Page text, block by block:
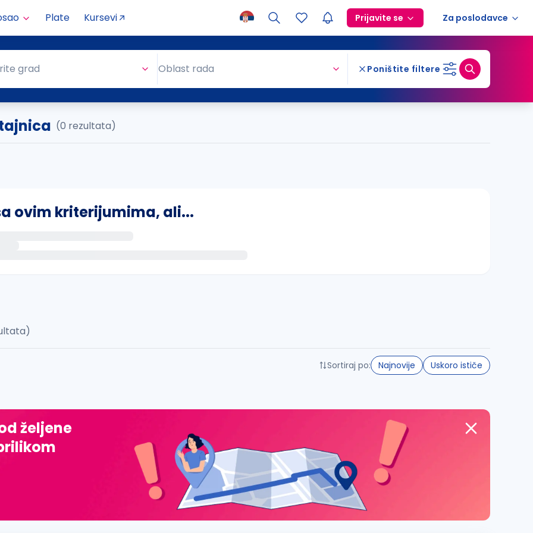
Plate Kursevi Prijavite se Za poslodavce
grad Oblast rada Poništite filtere
(0 rezultata)
ovim kriterijumima, ali...
đ, ž, dž)
Sortiraj po: Najnovije Uskoro ističe
željene